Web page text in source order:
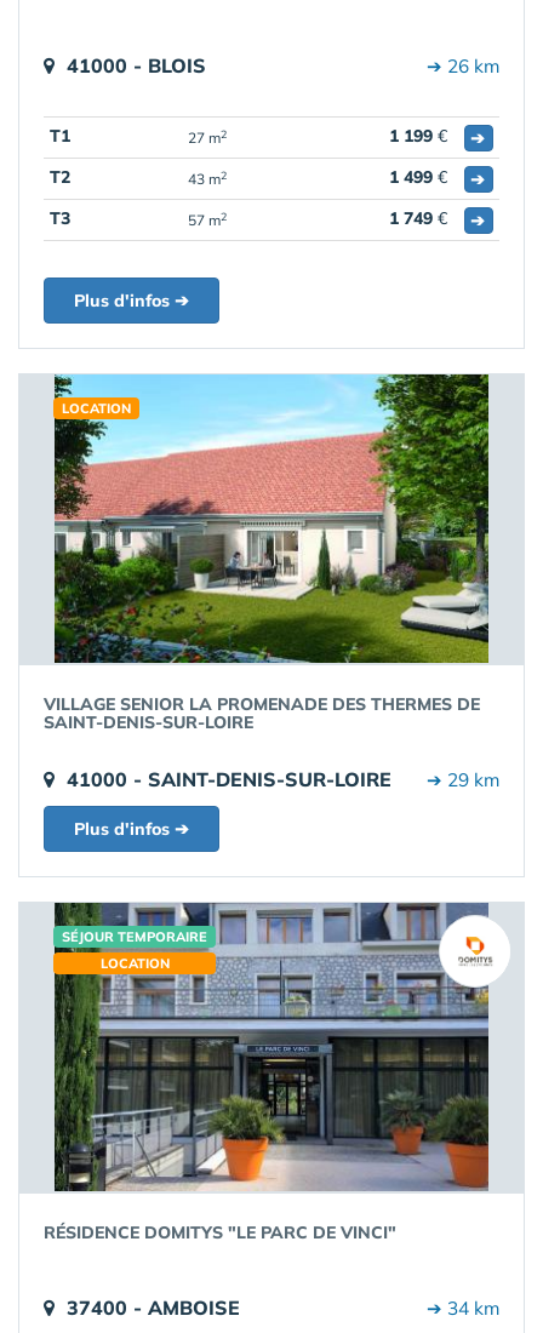
41000 - BLOIS ➔ 26 km
T1 27 m2 1 199 €
➔
T2
43 m2 1 499 €
➔
T3
57 m2 1 749 € ➔
Plus d'infos ➔
LOCATION
VILLAGE SENIOR LA PROMENADE DES THERMES DE
SAINT-DENIS-SUR-LOIRE
41000 - SAINT-DENIS-SUR-LOIRE ➔ 29 km
Plus d'infos ➔
SÉJOUR TEMPORAIRE
LOCATION
RÉSIDENCE DOMITYS "LE PARC DE VINCI"
37400 - AMBOISE ➔ 34 km